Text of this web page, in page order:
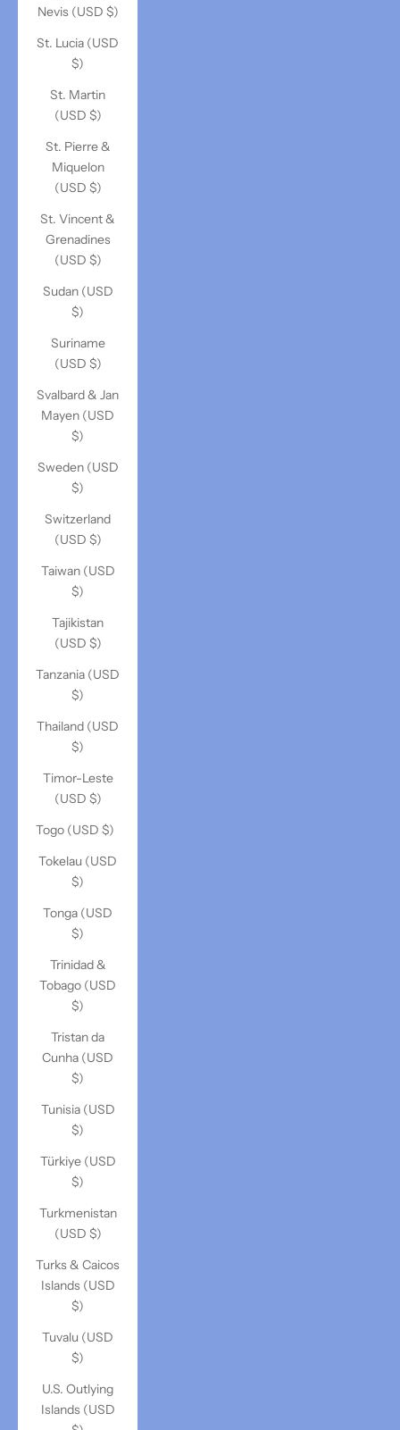
Nevis (USD $)
St. Lucia (USD
$)
St. Martin
(USD $)
St. Pierre &
Miquelon
(USD $)
St. Vincent &
Grenadines
(USD $)
Sudan (USD
$)
Suriname
(USD $)
Svalbard & Jan
Mayen (USD
$)
Sweden (USD
$)
Switzerland
(USD $)
Taiwan (USD
$)
Tajikistan
(USD $)
Tanzania (USD
$)
Thailand (USD
$)
Timor-Leste
(USD $)
Togo (USD $)
Tokelau (USD
$)
Tonga (USD
$)
Trinidad &
Tobago (USD
$)
Tristan da
Cunha (USD
$)
Tunisia (USD
$)
Türkiye (USD
$)
Turkmenistan
(USD $)
Turks & Caicos
Islands (USD
$)
Tuvalu (USD
$)
U.S. Outlying
Islands (USD